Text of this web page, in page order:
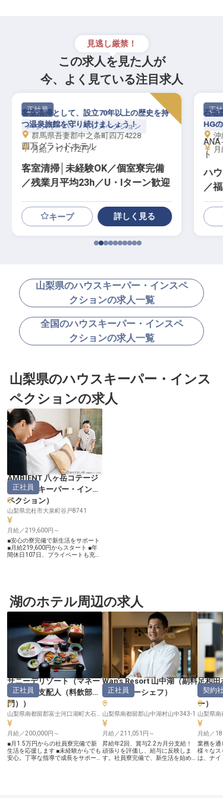
見逃し厳禁！
この求人を見た人が
今、よく見ている注目求人
正社員
ハウスキーパー・インスペクション
四万グランドホテル
客室清掃│未経験OK／個室寮完備
／残業月平均23h／U・Iターン歓迎
客室清掃として、設立70年以上の歴史を持
つ温泉旅館を守り続けましょう！
群馬県吾妻郡中之条町四万4228
月給／171,172円～
キープ 詳しく見る
正社
ハ
ANA
ト
ハ
／
結可
石垣
HG
沖
山梨県のハウスキーパー・インスペ
クションの求人一覧
全国のハウスキーパー・インスペ
クションの求人一覧
山梨県のハウスキーパー・インス
ペクションの求人
AMBIENT 八ヶ岳コテージ
（ハウスキーパー・インス
ペクション）
正社員
山梨県北杜市大泉町谷戸8741
月給／219,600円～
■安心の寮完備で新生活をサポート
■月給219,600円からスタート ■年
間休日107日、プライベートも充実
です。清掃業務を通じて、お客様が
快適に過ごせる空間を創り出すこと
は、おもてなしの心の表れ。 細や
の思い出に残る滞在を支える大切な
役割を担っていただきます。美しい
環境の中で、あなたのホスピタリテ
ィを発揮してください。 ーー【安
定した環境でキャリアを築く】 正
社員として安定した雇用のもと、長
期的なキャリアを築ける環境です。
月給219,600円からのスタートに加
え、年2回の昇給と賞与があり、あ
なたの頑張りをしっかりと評価しま
す。 また、寮を完備しているた
め、遠方からのご応募も安心。自社
施設の割引利用や他社宿泊体験支援
制度など、ホテル・旅館業界で働く
魅力を存分に感じられる福利厚生も
充実しています。 ※2026年03月06
日時点の情報です
湖のホテル周辺の求人
サニーデリゾート（マネー
ジャー・支配人（料飲部
門）
）
正社員
月給／200,000円～
■月1.5万円からの社員寮完備で新
生活を応援します ■未経験からでも
安心。丁寧な指導で成長をサポート
Wan’s Resort 山中湖（副料
理長・スーシェフ ）
正社員
山梨県南都留郡山中湖村山中343-1
月給／211,051円～
昇給年2回、賞与2.2カ月分支給！
頑張りを評価し、給与に反映しま
す。社員寮完備で、新生活を始める
足和田
ント
ー）
契約社
月給／
業務を通
様々なス
は、ナイ